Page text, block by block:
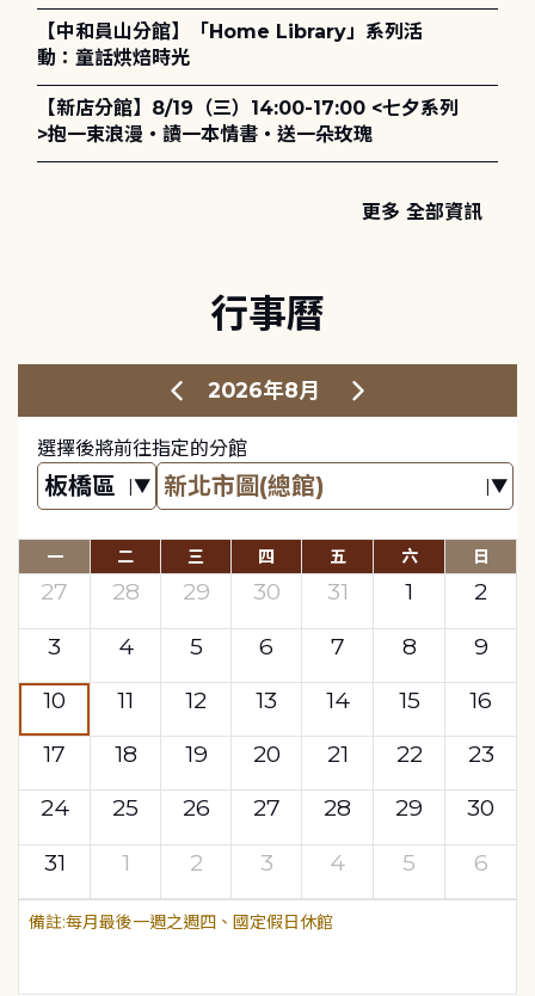
【中和員山分館】「Home Library」系列活
動：童話烘焙時光
【新店分館】8/19（三）14:00-17:00 <七夕系列
>抱一束浪漫・讀一本情書・送一朵玫瑰
更多 全部資訊
行事曆
2026年8月
選擇後將前往指定的分館
一 二 三 四 五 六 日
27 28 29 30 31 1
2
3
4 5 6 7 8
9
10
11 12 13 14 15
16
17
18 19 20 21 22
23
24
25 26 27 28 29
30
31
1 2 3 4 5 6
每月最後一週之週四、國定假日休館